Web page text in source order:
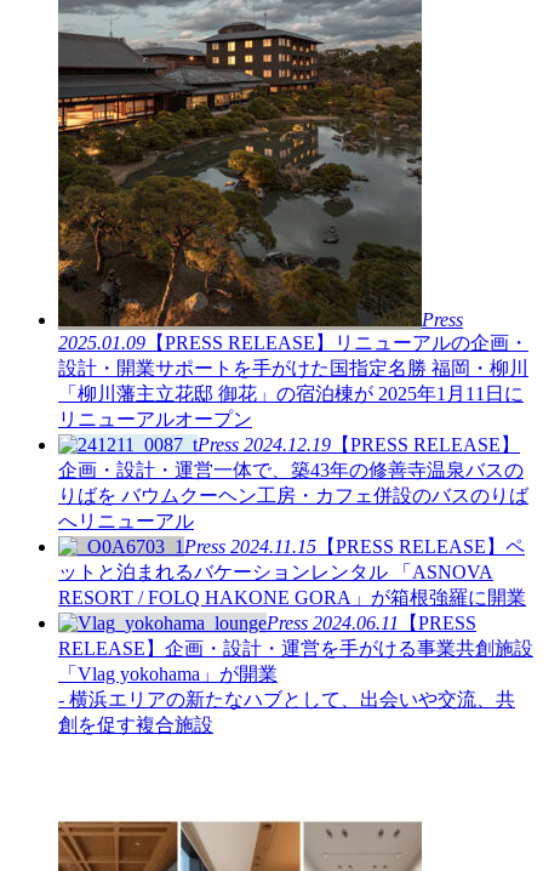
Press
2025.01.09 【PRESS RELEASE】リニューアルの企画・
設計・開業サポートを手がけた国指定名勝 福岡・柳川
「柳川藩主立花邸 御花」の宿泊棟が 2025年1月11日に
リニューアルオープン
Press 2024.12.19 【PRESS RELEASE】
企画・設計・運営一体で、築43年の修善寺温泉バスの
りばを バウムクーヘン工房・カフェ併設のバスのりば
へリニューアル
Press 2024.11.15 【PRESS RELEASE】ペ
ットと泊まれるバケーションレンタル 「ASNOVA
RESORT / FOLQ HAKONE GORA」が箱根強羅に開業
Press 2024.06.11
【PRESS
RELEASE】企画・設計・運営を手がける事業共創施設
「Vlag yokohama」が開業
- 横浜エリアの新たなハブとして、出会いや交流、共
創を促す複合施設